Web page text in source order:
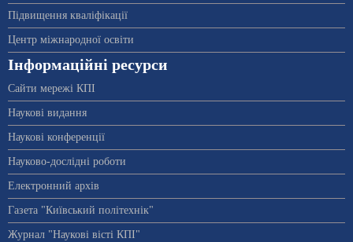
Підвищення кваліфікації
Центр міжнародної освіти
Інформаційні ресурси
Сайти мережі КПІ
Наукові видання
Наукові конференції
Науково-дослідні роботи
Електронний архів
Газета "Київський політехнік"
Журнал "Наукові вісті КПІ"